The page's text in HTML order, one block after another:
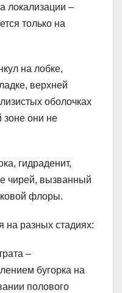
локализации –
только на
на лобке,
верхней
оболочках
зоне они не
гидраденит,
чирей, вызванный
флоры.
на разных стадиях:
–
бугорка на
полового